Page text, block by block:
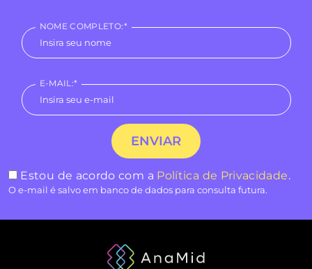
NOME COMPLETO:*
E-MAIL:*
Estou de acordo com a Política de Privacidade.
O e-mail é salvo em banco de dados para consulta futura.